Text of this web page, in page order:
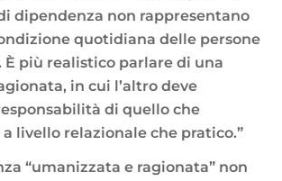
dipendenza non rappresentano
quotidiana delle persone
È più realistico parlare di una
in cui l’altro deve
di quello che
livello relazionale che pratico.”
“umanizzata e ragionata” non